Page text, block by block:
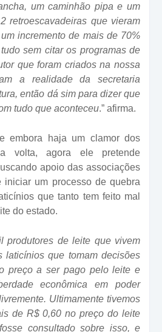
um caminhão pipa e um
retroescavadeiras que vieram
incremento de mais de 70%
sem citar os programas de
que foram criados na nossa
a realidade da secretaria
então dá sim para dizer que
tudo que aconteceu.” afirma.
embora haja um clamor dos
volta, agora ele pretende
apoio das associações
iniciar um processo de quebra
que tanto tem feito mal
do estado.
produtores de leite que vivem
laticínios que tomam decisões
preço a ser pago pelo leite e
econômica em poder
Ultimamente tivemos
de R$ 0,60 no preço do leite
consultado sobre isso, e